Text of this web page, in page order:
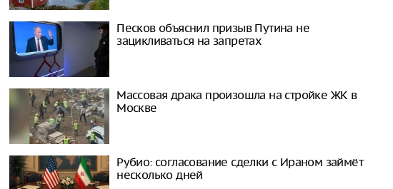
Песков объяснил призыв Путина не
зацикливаться на запретах
Массовая драка произошла на стройке ЖК в
Москве
Рубио: согласование сделки с Ираном займёт
несколько дней